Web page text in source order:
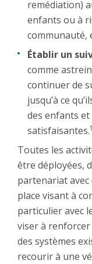
remédiation)
enfants ou à
communauté,
Établir un
comme
continuer de
jusqu’à ce
des enfants et
satisfaisantes.
Toutes les
être déployées,
partenariat
place visant à
particulier avec
viser à renforcer
des systèmes
recourir à une